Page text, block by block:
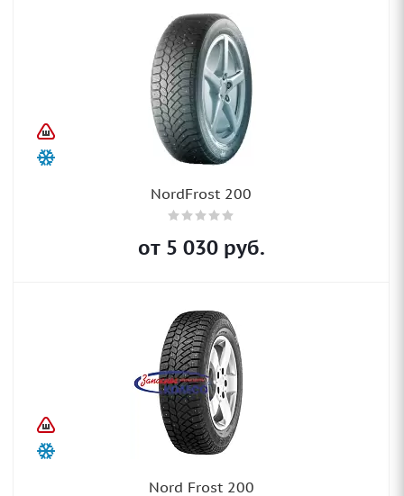
NordFrost 200
от 5 030руб.
Nord Frost 200